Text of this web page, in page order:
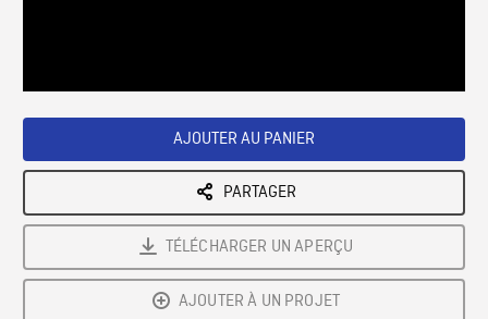
AJOUTER AU PANIER
PARTAGER
TÉLÉCHARGER UN APERÇU
AJOUTER À UN PROJET